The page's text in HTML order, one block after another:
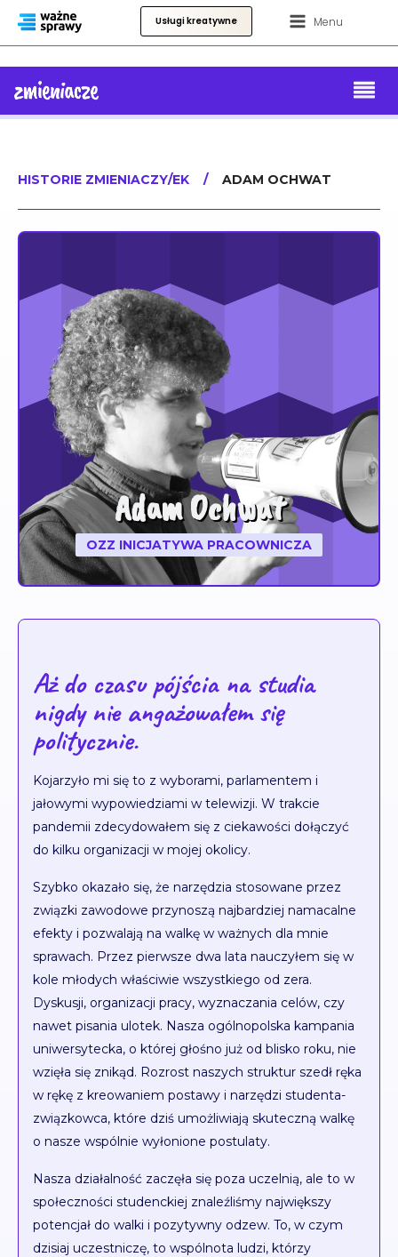
Usługi kreatywne Menu
HISTORIE ZMIENIACZY/EK / ADAM OCHWAT
Adam Ochwat
OZZ INICJATYWA PRACOWNICZA
Aż do czasu pójścia na studia
nigdy nie angażowałem się
politycznie.
Kojarzyło mi się to z wyborami, parlamentem i
jałowymi wypowiedziami w telewizji. W trakcie
pandemii zdecydowałem się z ciekawości dołączyć
do kilku organizacji w mojej okolicy.
Szybko okazało się, że narzędzia stosowane przez
związki zawodowe przynoszą najbardziej namacalne
efekty i pozwalają na walkę w ważnych dla mnie
sprawach. Przez pierwsze dwa lata nauczyłem się w
kole młodych właściwie wszystkiego od zera.
Dyskusji, organizacji pracy, wyznaczania celów, czy
nawet pisania ulotek. Nasza ogólnopolska kampania
uniwersytecka, o której głośno już od blisko roku, nie
wzięła się znikąd. Rozrost naszych struktur szedł ręka
w rękę z kreowaniem postawy i narzędzi studenta-
związkowca, które dziś umożliwiają skuteczną walkę
o nasze wspólnie wyłonione postulaty.
Nasza działalność zaczęła się poza uczelnią, ale to w
społeczności studenckiej znaleźliśmy największy
potencjał do walki i pozytywny odzew. To, w czym
dzisiaj uczestniczę, to wspólnota ludzi, którzy